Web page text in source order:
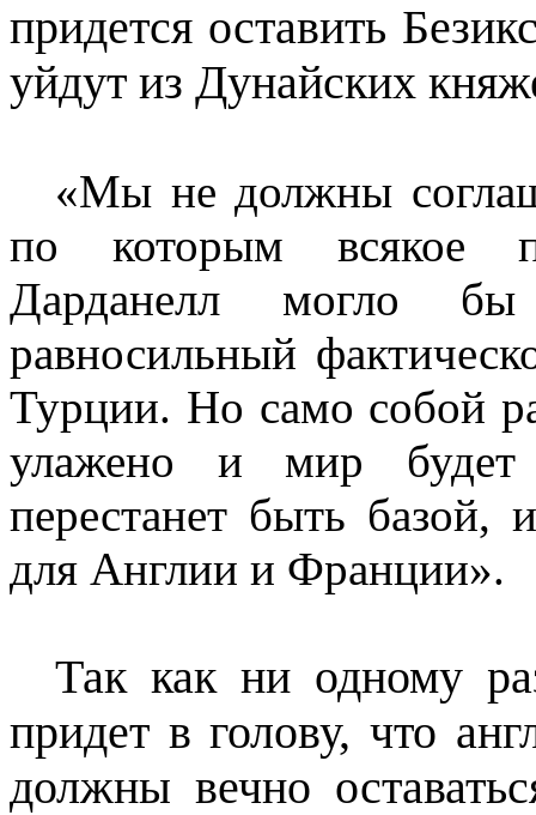
придется оставить
уйдут из Дунайских
«Мы не должны
по которым всякое
Дарданелл могло бы
равносильный
Турции. Но само собой
улажено и мир будет
перестанет быть
для Англии и Франции».
Так как ни одному
придет в голову, что
должны вечно